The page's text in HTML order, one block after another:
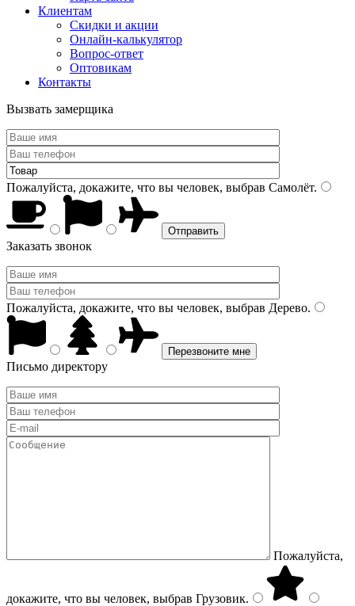
Клиентам
Скидки и акции
Онлайн-калькулятор
Вопрос-ответ
Оптовикам
Контакты
Вызвать замерщика
Пожалуйста, докажите, что вы человек, выбрав Самолёт.
Заказать звонок
Пожалуйста, докажите, что вы человек, выбрав Дерево.
Письмо директору
Пожалуйста,
докажите, что вы человек, выбрав Грузовик.